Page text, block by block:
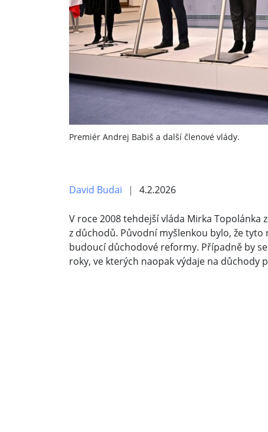
Premiér Andrej Babiš a další členové vlády.
David Budai 4.2.2026
V roce 2008 tehdejší vláda Mirka
z důchodů. Původní myšlenkou bylo, že
budoucí důchodové reformy. Případně by
roky, ve kterých naopak výdaje na důchody